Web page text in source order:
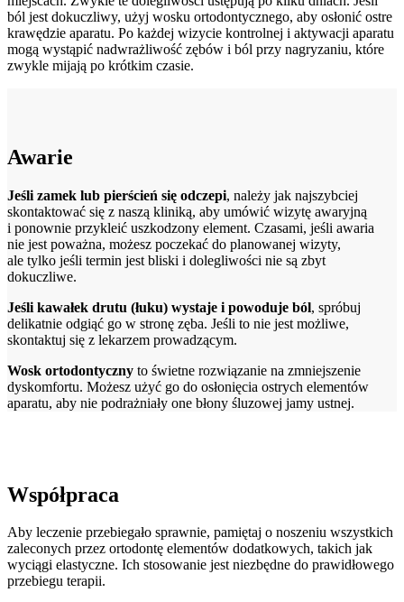
ból jest dokuczliwy, użyj wosku ortodontycznego, aby osłonić ostre
krawędzie aparatu. Po każdej wizycie kontrolnej i aktywacji aparatu
mogą wystąpić nadwrażliwość zębów i ból przy nagryzaniu, które
zwykle mijają po krótkim czasie.
Awarie
Jeśli zamek lub pierścień się odczepi, należy jak najszybciej
skontaktować się z naszą kliniką, aby umówić wizytę awaryjną
i ponownie przykleić uszkodzony element. Czasami, jeśli awaria
nie jest poważna, możesz poczekać do planowanej wizyty,
ale tylko jeśli termin jest bliski i dolegliwości nie są zbyt
dokuczliwe.
Jeśli kawałek drutu (łuku) wystaje i powoduje ból, spróbuj
delikatnie odgiąć go w stronę zęba. Jeśli to nie jest możliwe,
skontaktuj się z lekarzem prowadzącym.
Wosk ortodontyczny to świetne rozwiązanie na zmniejszenie
dyskomfortu. Możesz użyć go do osłonięcia ostrych elementów
aparatu, aby nie podrażniały one błony śluzowej jamy ustnej.
Współpraca
Aby leczenie przebiegało sprawnie, pamiętaj o noszeniu wszystkich
zaleconych przez ortodontę elementów dodatkowych, takich jak
wyciągi elastyczne. Ich stosowanie jest niezbędne do prawidłowego
przebiegu terapii.